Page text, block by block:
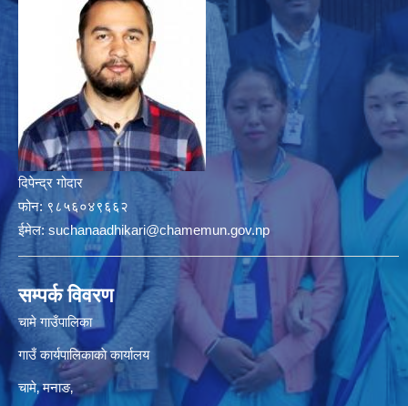
दिपेन्द्र गोदार
फोन: ९८५६०४९६६२
ईमेल: suchanaadhikari@chamemun.gov.np
सम्पर्क विवरण
चामे गाउँपालिका
गाउँ कार्यपालिकाकाे कार्यालय
चामे‚ मनाङ‚